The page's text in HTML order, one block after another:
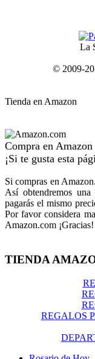
La
© 2009-
Tienda en Amazon
Compra en Amazon
¡Si te gusta esta
Si compras en
Así obtendremos
pagarás el mismo
Por favor considera
Amazon.com ¡Gracias!
TIENDA
REGALOS